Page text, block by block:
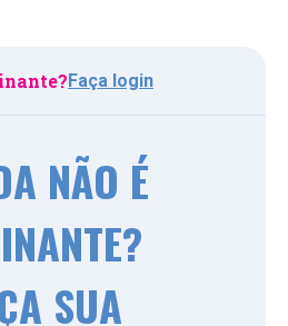
Faça login
NÃO É
SUA